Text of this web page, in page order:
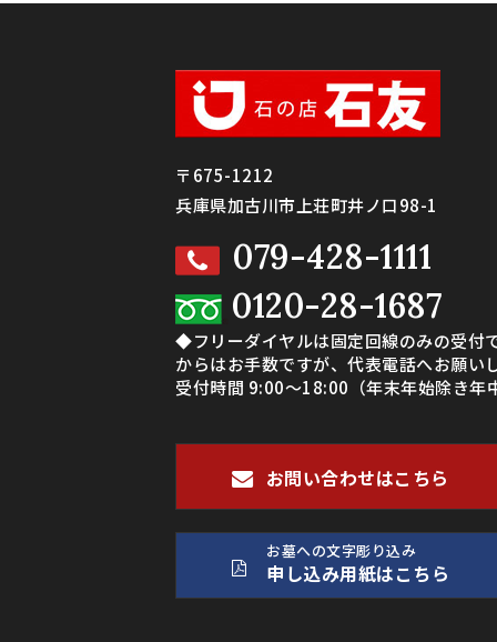
〒675-1212
兵庫県加古川市上荘町井ノ口98-1
079-428-1111
0120-28-1687
◆フリーダイヤルは固定回線のみの受付
からはお手数ですが、代表電話へお願い
受付時間 9:00～18:00（年末年始除き年
お問い合わせはこちら
お墓への文字彫り込み
申し込み用紙はこちら